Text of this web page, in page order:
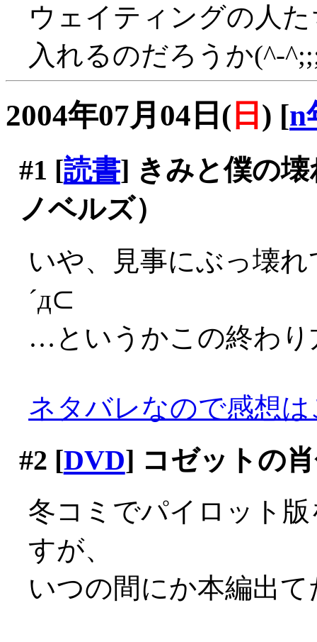
ウェイティングの人
入れるのだろうか(^-
2004年07月04日( 日 ) [n
#1 [読書] きみと僕の
ノベルズ）
いや、見事にぶっ壊
´д⊂
…というかこの終わ
ネタバレなので感想
#2 [DVD] コゼットの
冬コミでパイロット
すが、
いつの間にか本編出